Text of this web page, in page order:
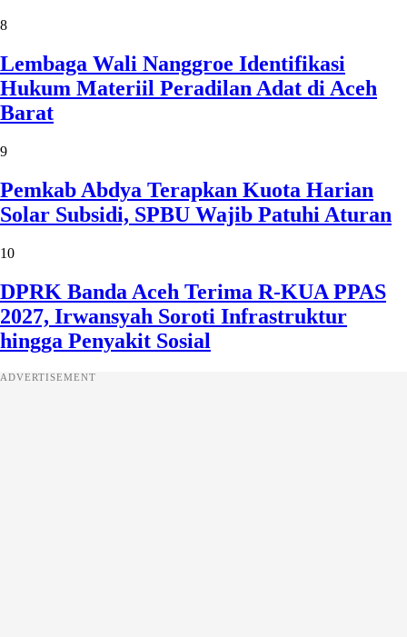
8
Lembaga Wali Nanggroe Identifikasi
Hukum Materiil Peradilan Adat di Aceh
Barat
9
Pemkab Abdya Terapkan Kuota Harian
Solar Subsidi, SPBU Wajib Patuhi Aturan
10
DPRK Banda Aceh Terima R-KUA PPAS
2027, Irwansyah Soroti Infrastruktur
hingga Penyakit Sosial
ADVERTISEMENT